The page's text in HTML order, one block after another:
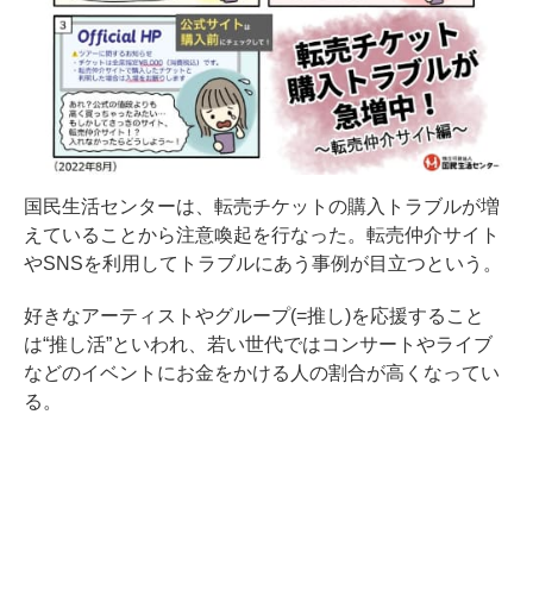
国民生活センターは、転売チケットの購入トラブルが増
えていることから注意喚起を行なった。転売仲介サイト
やSNSを利用してトラブルにあう事例が目立つという。
好きなアーティストやグループ(=推し)を応援すること
は“推し活”といわれ、若い世代ではコンサートやライブ
などのイベントにお金をかける人の割合が高くなってい
る。